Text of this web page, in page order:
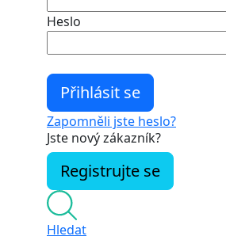
Heslo
Zapomněli jste heslo?
Jste nový zákazník?
Registrujte se
Hledat